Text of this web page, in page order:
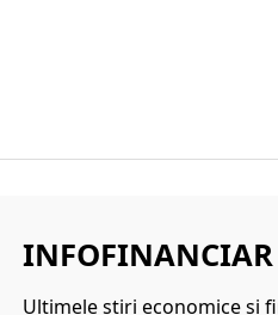
INFOFINANCIAR
Ultimele ştiri economice şi